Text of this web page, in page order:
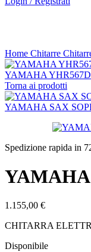
Home Chitarre
YAMAHA
Torna ai prodotti
YAMAHA SAX
Spedizione rapida in
YAMAHA
1.155,00 €
CHITARRA
Disponibile